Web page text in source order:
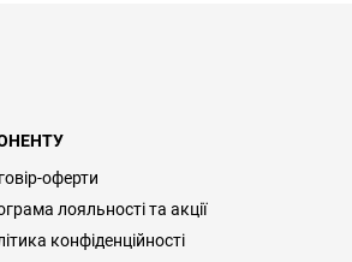
оферти
лояльності та акції
конфіденційності